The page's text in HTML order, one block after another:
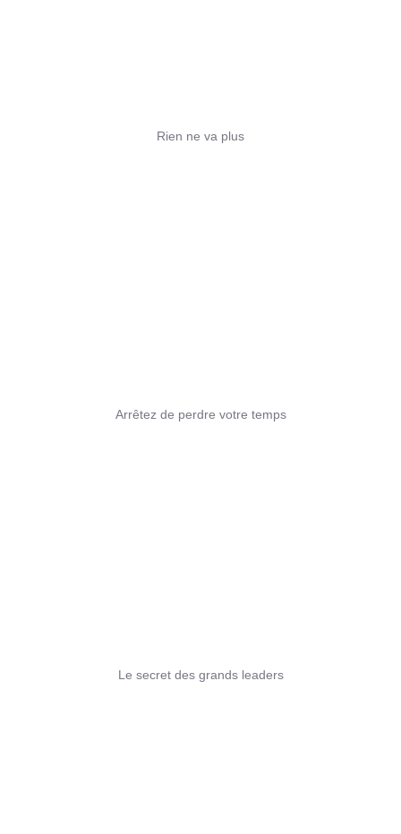
Rien ne va plus
Arrêtez de perdre votre temps
Le secret des grands leaders